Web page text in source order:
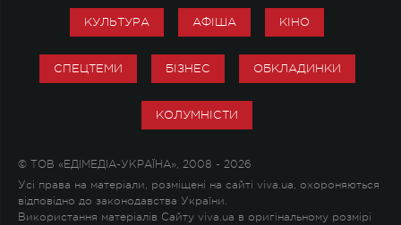
КУЛЬТУРА АФІША КІНО
СПЕЦТЕМИ БІЗНЕС ОБКЛАДИНКИ
КОЛУМНІСТИ
© ТОВ «ЕДІМЕДІА-УКРАЇНА», 2008 - 2026
Усі права на матеріали, розміщені на сайті viva.ua, охороняються
відповідно до законодавства України.
Використання матеріалів Сайту viva.ua в оригінальному розмірі